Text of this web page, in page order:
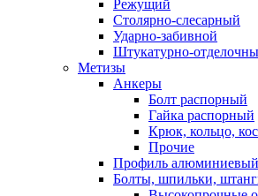
Режущий
Столярно-слесарный
Ударно-забивной
Штукатурно-
Метизы
Анкеры
Болт распорный
Гайка распорный
Крюк, кольцо,
Прочие
Профиль алюминиевый
Болты, шпильки,